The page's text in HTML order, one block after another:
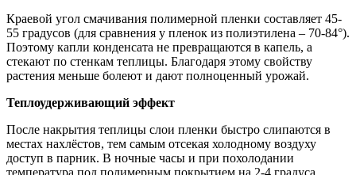
Краевой угол смачивания полимерной пленки составляет 45-
55 градусов (для сравнения у пленок из полиэтилена – 70-84°).
Поэтому капли конденсата не превращаются в капель, а
стекают по стенкам теплицы. Благодаря этому свойству
растения меньше болеют и дают полноценный урожай.
Теплоудерживающий эффект
После накрытия теплицы слои пленки быстро слипаются в
местах нахлёстов, тем самым отсекая холодному воздуху
доступ в парник. В ночные часы и при похолодании